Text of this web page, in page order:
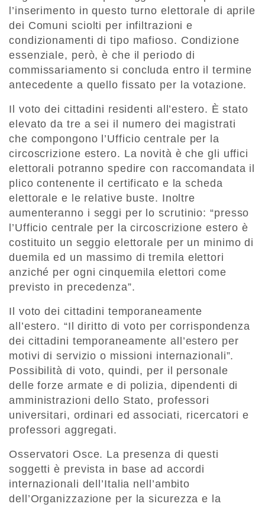
l’inserimento in questo turno elettorale di aprile
dei Comuni sciolti per infiltrazioni e
condizionamenti di tipo mafioso. Condizione
essenziale, però, è che il periodo di
commissariamento si concluda entro il termine
antecedente a quello fissato per la votazione.
Il voto dei cittadini residenti all’estero. È stato
elevato da tre a sei il numero dei magistrati
che compongono l’Ufficio centrale per la
circoscrizione estero. La novità è che gli uffici
elettorali potranno spedire con raccomandata il
plico contenente il certificato e la scheda
elettorale e le relative buste. Inoltre
aumenteranno i seggi per lo scrutinio: “presso
l’Ufficio centrale per la circoscrizione estero è
costituito un seggio elettorale per un minimo di
duemila ed un massimo di tremila elettori
anziché per ogni cinquemila elettori come
previsto in precedenza”.
Il voto dei cittadini temporaneamente
all’estero. “Il diritto di voto per corrispondenza
dei cittadini temporaneamente all’estero per
motivi di servizio o missioni internazionali”.
Possibilità di voto, quindi, per il personale
delle forze armate e di polizia, dipendenti di
amministrazioni dello Stato, professori
universitari, ordinari ed associati, ricercatori e
professori aggregati.
Osservatori Osce. La presenza di questi
soggetti è prevista in base ad accordi
internazionali dell’Italia nell’ambito
dell’Organizzazione per la sicurezza e la